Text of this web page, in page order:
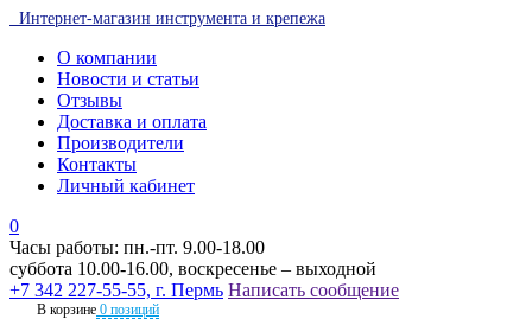
Интернет-магазин инструмента и крепежа
О компании
Новости и статьи
Отзывы
Доставка и оплата
Производители
Контакты
Личный кабинет
0
Часы работы: пн.-пт. 9.00-18.00
суббота 10.00-16.00, воскресенье – выходной
+7 342 227-55-55, г. Пермь Написать сообщение
В корзине 0 позиций